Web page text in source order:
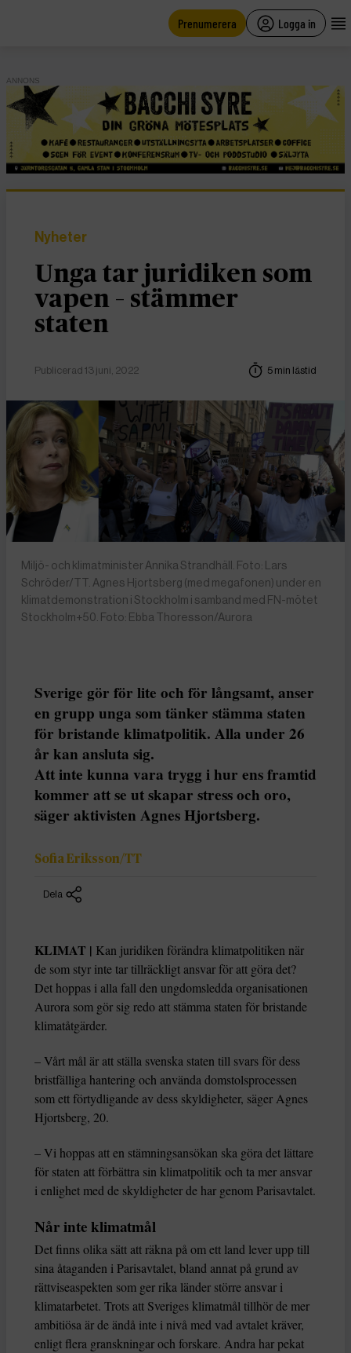
Prenumerera Logga in
ANNONS
Nyheter
Unga tar juridiken som
vapen – stämmer
staten
Publicerad 13 juni, 2022 5 min lästid
Miljö- och klimatminister Annika Strandhäll. Foto: Lars
Schröder/TT. Agnes Hjortsberg (med megafonen) under en
klimatdemonstration i Stockholm i samband med FN-mötet
Stockholm+50. Foto: Ebba Thoresson/Aurora
Sverige gör för lite och för långsamt, anser
en grupp unga som tänker stämma staten
för bristande klimatpolitik. Alla under 26
år kan ansluta sig.
Att inte kunna vara trygg i hur ens framtid
kommer att se ut skapar stress och oro,
säger aktivisten Agnes Hjortsberg.
Sofia Eriksson/TT
Dela
KLIMAT | Kan juridiken förändra klimatpolitiken när
de som styr inte tar tillräckligt ansvar för att göra det?
Det hoppas i alla fall den ungdomsledda organisationen
Aurora som gör sig redo att stämma staten för bristande
klimatåtgärder.
– Vårt mål är att ställa svenska staten till svars för dess
bristfälliga hantering och använda domstolsprocessen
som ett förtydligande av dess skyldigheter, säger Agnes
Hjortsberg, 20.
– Vi hoppas att en stämningsansökan ska göra det lättare
för staten att förbättra sin klimatpolitik och ta mer ansvar
i enlighet med de skyldigheter de har genom Parisavtalet.
Når inte klimatmål
Det finns olika sätt att räkna på om ett land lever upp till
sina åtaganden i Parisavtalet, bland annat på grund av
rättviseaspekten som ger rika länder större ansvar i
klimatarbetet. Trots att Sveriges klimatmål tillhör de mer
ambitiösa är de ändå inte i nivå med vad avtalet kräver,
enligt flera granskningar och forskare. Andra har pekat